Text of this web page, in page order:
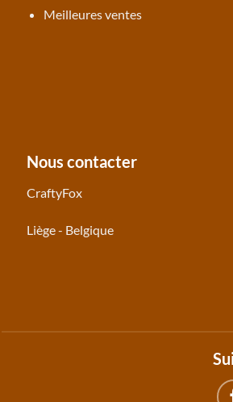
Meilleures ventes
Nous contacter
CraftyFox
Liège - Belgique